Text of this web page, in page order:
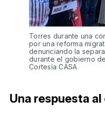
Torres durante una
por una reforma
denunciando la
durante el gobierno
Cortesía CASA
Una respuesta